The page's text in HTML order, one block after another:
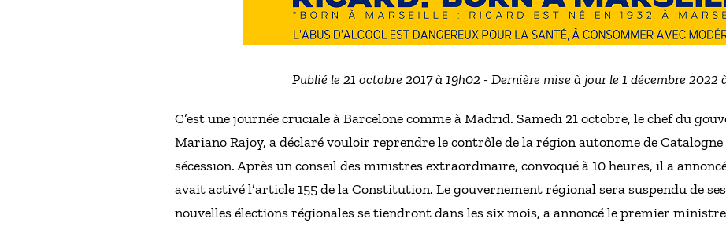
Publié le 21 octobre 2017 à 19h02 - Dernière mise à jour le 1 décembre 2022
C’est une journée cruciale à Barcelone comme à Madrid. Samedi 21 octobre, le chef du
Mariano Rajoy, a déclaré vouloir reprendre le contrôle de la région autonome de
sécession. Après un conseil des ministres extraordinaire, convoqué à 10 heures, il a
avait activé l’article 155 de la Constitution. Le gouvernement régional sera suspendu de
nouvelles élections régionales se tiendront dans les six mois, a annoncé le premier